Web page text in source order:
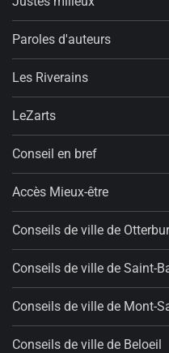
Paroles d'auteurs
Les Riverains
LeZarts
Conseil en bref
Accès Mieux-être
Conseils de ville de
Conseils de ville de Saint-
Conseils de ville de Mont-
Conseils de ville de Beloeil